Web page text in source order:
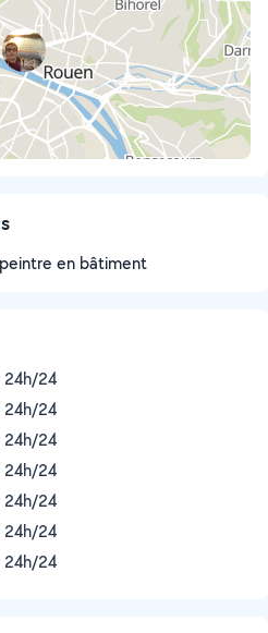
en bâtiment
24h/24
24h/24
24h/24
24h/24
24h/24
24h/24
24h/24